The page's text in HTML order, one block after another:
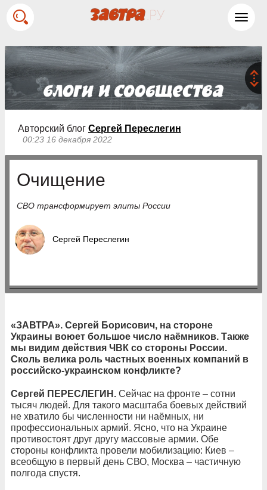
Авторский блог Сергей Переслегин
00:23 16 декабря 2022
Очищение
СВО трансформирует элиты России
Сергей Переслегин
«ЗАВТРА». Сергей Борисович, на стороне
Украины воюет большое число наёмников. Также
мы видим действия ЧВК со стороны России.
Сколь велика роль частных военных компаний в
российско-украинском конфликте?
Сергей ПЕРЕСЛЕГИН. Сейчас на фронте – сотни
тысяч людей. Для такого масштаба боевых действий
не хватило бы численности ни наёмных, ни
профессиональных армий. Ясно, что на Украине
противостоят друг другу массовые армии. Обе
стороны конфликта провели мобилизацию: Киев –
всеобщую в первый день СВО, Москва – частичную
полгода спустя.